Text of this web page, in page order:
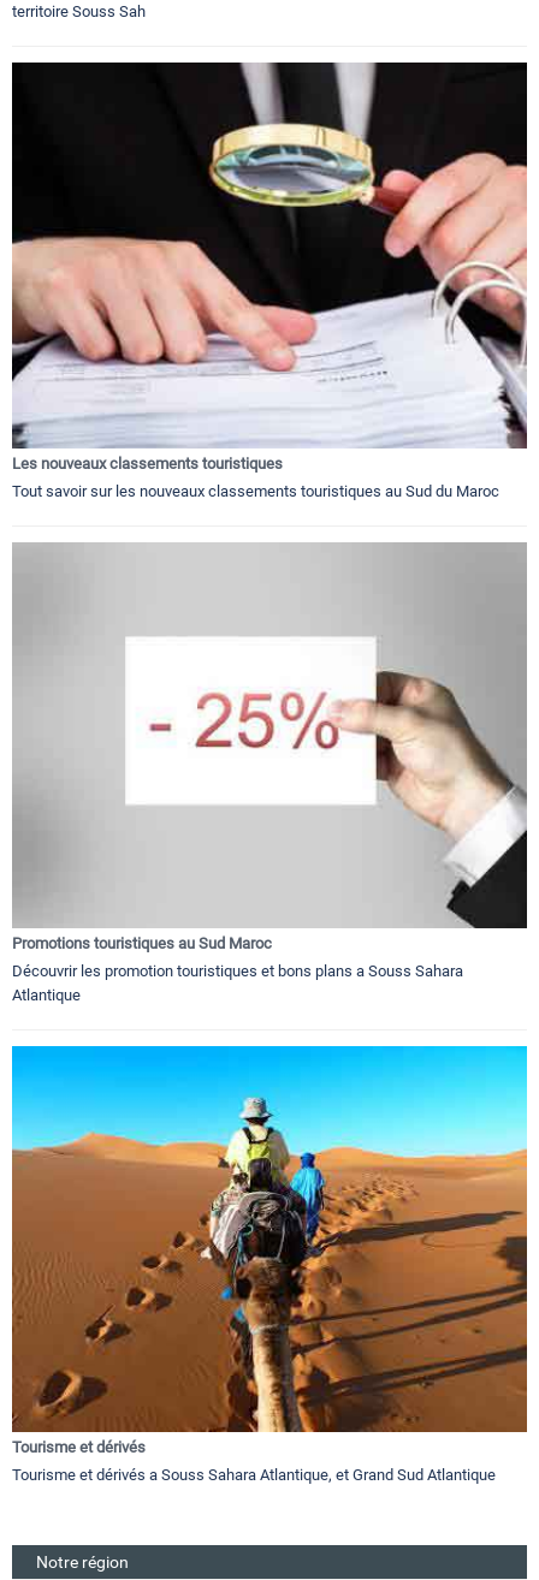
territoire Souss Sah
Les nouveaux classements touristiques
Tout savoir sur les nouveaux classements touristiques au Sud du Maroc
Promotions touristiques au Sud Maroc
Découvrir les promotion touristiques et bons plans a Souss Sahara
Atlantique
Tourisme et dérivés
Tourisme et dérivés a Souss Sahara Atlantique, et Grand Sud Atlantique
Notre région